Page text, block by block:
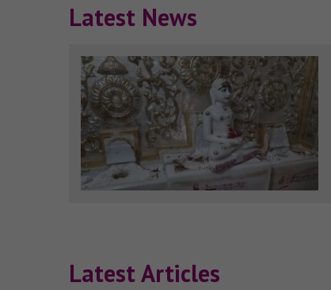
Latest News
Latest Articles